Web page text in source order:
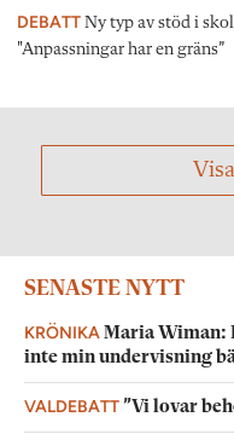
DEBATT Ny typ av stöd i
"Anpassningar har en gräns”
SENASTE NYTT
KRÖNIKA Maria Wiman:
inte min undervisning
VALDEBATT”Vi lovar